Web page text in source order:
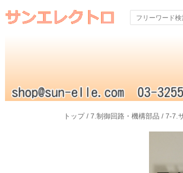
トップ/ 7.制御回路・機構部品 / 7-7.